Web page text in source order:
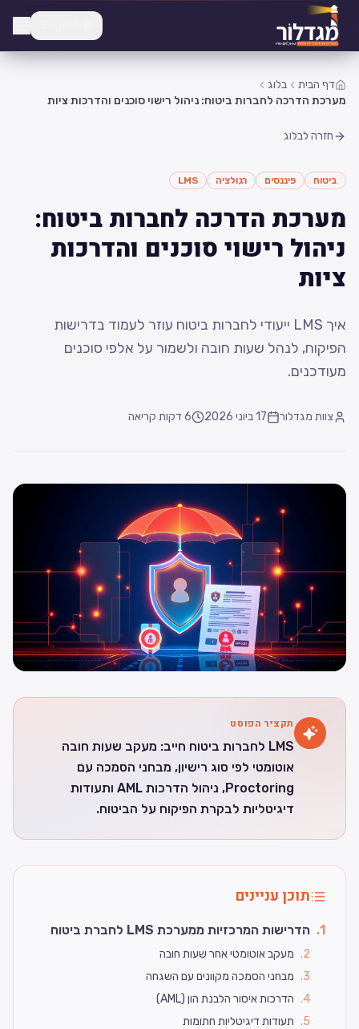
דף הבית
בלוג
מערכת הדרכה לחברות ביטוח: ניהול רישוי סוכנים והדרכות ציות
חזרה לבלוג
ביטוח פיננסים רגולציה LMS
מערכת הדרכה לחברות ביטוח:
ניהול רישוי סוכנים והדרכות
ציות
איך LMS ייעודי לחברות ביטוח עוזר לעמוד בדרישות
הפיקוח, לנהל שעות חובה ולשמור על אלפי סוכנים
מעודכנים.
צוות מגדלור 17 ביוני 2026 6 דקות קריאה
תקציר הפוסט
LMS לחברות ביטוח חייב: מעקב שעות חובה
אוטומטי לפי סוג רישיון, מבחני הסמכה עם
Proctoring, ניהול הדרכות AML ותעודות
דיגיטליות לבקרת הפיקוח על הביטוח.
תוכן עניינים
1
. הדרישות המרכזיות ממערכת LMS לחברת ביטוח
2
. מעקב אוטומטי אחר שעות חובה
3
. מבחני הסמכה מקוונים עם השגחה
4
. הדרכות איסור הלבנת הון (AML)
5
. תעודות דיגיטליות חתומות